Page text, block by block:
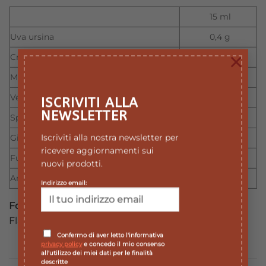
ISCRIVITI ALLA
NEWSLETTER
Iscriviti alla nostra newsletter per
ricevere aggiornamenti sui
nuovi prodotti.
Indirizzo email:
Confermo di aver letto l'informativa
privacy policye concedo il mio consenso
all'utilizzo dei miei dati per le finalità
descritte
×
15 ml
Uva ursina
0,4 g
Cranberrye
0,3 g
Mirtillo rosso
Verga d’oro
Spaccapietra
Ginepro
Fumaria
Ananas
Formato
Flacone da 100 ml di soluzione.